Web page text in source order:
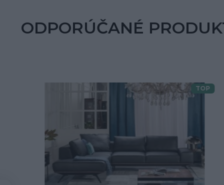
ODPORÚČANÉ
TOP
Doprava zdarma